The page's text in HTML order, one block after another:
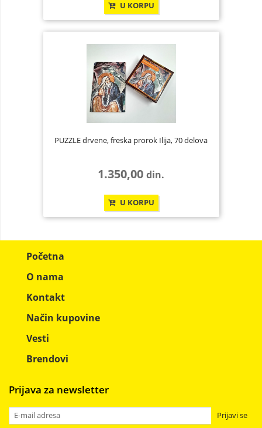
U KORPU
PUZZLE drvene, freska prorok Ilija, 70 delova
1.350,00din.
U KORPU
Početna
O nama
Kontakt
Način kupovine
Vesti
Brendovi
Prijava za newsletter
Prijavi se